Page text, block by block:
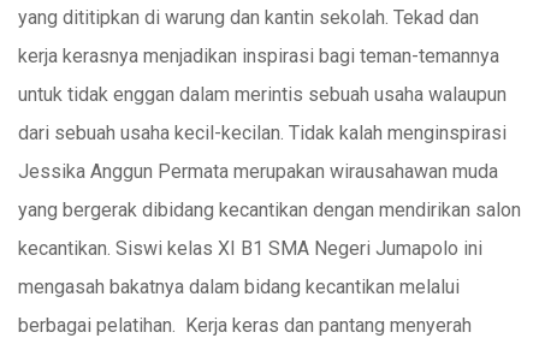
yang dititipkan di warung dan kantin sekolah. Tekad dan
kerja kerasnya menjadikan inspirasi bagi teman-temannya
untuk tidak enggan dalam merintis sebuah usaha walaupun
dari sebuah usaha kecil-kecilan. Tidak kalah menginspirasi
Jessika Anggun Permata merupakan wirausahawan muda
yang bergerak dibidang kecantikan dengan mendirikan salon
kecantikan. Siswi kelas XI B1 SMA Negeri Jumapolo ini
mengasah bakatnya dalam bidang kecantikan melalui
berbagai pelatihan. Kerja keras dan pantang menyerah